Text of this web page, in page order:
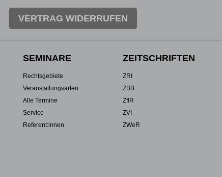
VERTRAG WIDERRUFEN
SEMINARE
Rechtsgebiete
Veranstaltungsarten
Alle Termine
Service
Referent:innen
ZEITSCHRIFTEN
ZRI
ZBB
ZfIR
ZVI
ZWeR